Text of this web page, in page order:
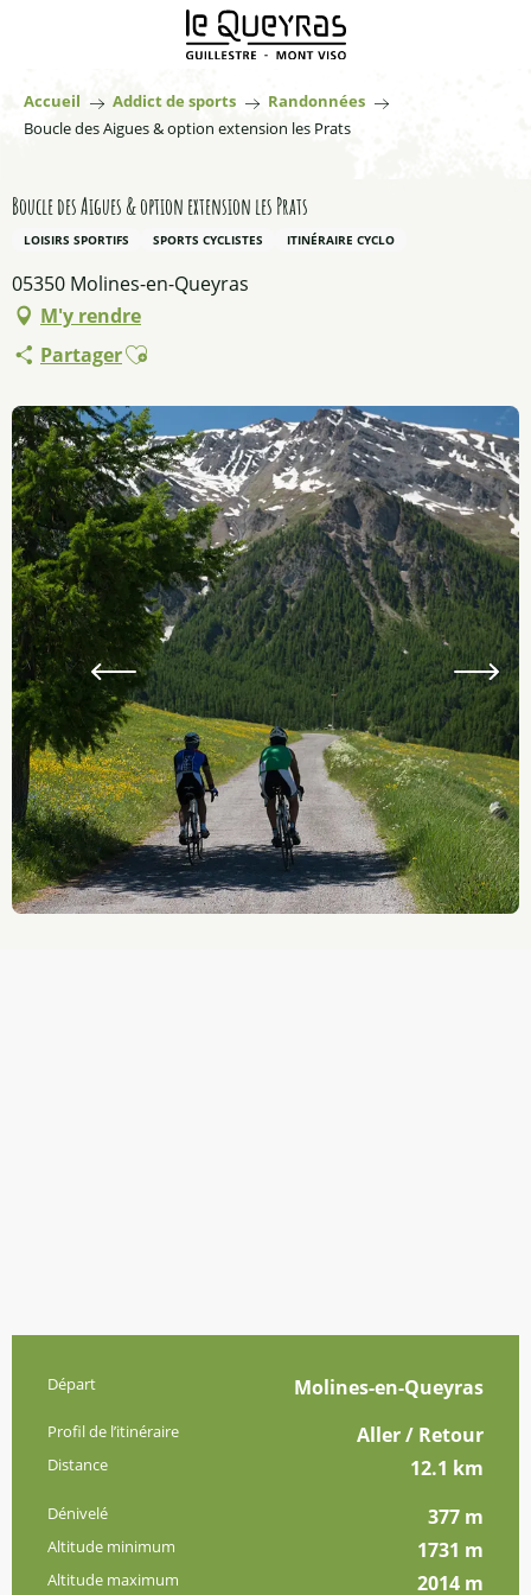
principal
Accueil Addict de sports
Randonnées
Boucle des Aigues & option extension les Prats
Boucle des Aigues & option extension les Prats
LOISIRS SPORTIFS SPORTS CYCLISTES ITINÉRAIRE CYCLO
05350 Molines-en-Queyras
M'y rendre
PartagerAjouter aux favoris
Informations pratiques
Départ Molines-en-Queyras
Profil de l’itinéraire Aller / Retour
Distance 12.1 km
Dénivelé 377 m
Altitude minimum 1731 m
Altitude maximum 2014 m